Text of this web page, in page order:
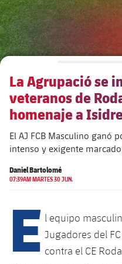
Presidentes
Patronato FBV
Transparencia
Alianzas
Contacto
Residencias para la
Barcelonismo y vida
Código ético
La Agrupació se
veteranos de
homenaje a
El AJ FCB Masculino ganó
intenso y exigente
Daniel Bartolomé
07:39AM MARTES 30 JUN.
E l equipo
Jugadores del
contra el CE